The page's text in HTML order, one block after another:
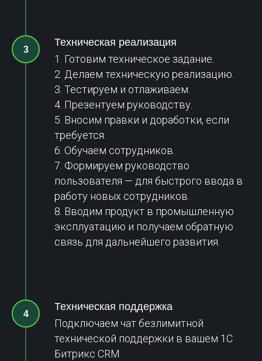
Техническая реализация
1. Готовим техническое задание.
2. Делаем техническую реализацию.
3. Тестируем и отлаживаем.
4. Презентуем руководству.
5. Вносим правки и доработки, если
требуется.
6. Обучаем сотрудников.
7. Формируем руководство
пользователя — для быстрого ввода в
работу новых сотрудников.
8. Вводим продукт в промышленную
эксплуатацию и получаем обратную
связь для дальнейшего развития.
Техническая поддержка
Подключаем чат безлимитной
технической поддержки в вашем 1С
Битрикс CRM
+7 800 351 16 65